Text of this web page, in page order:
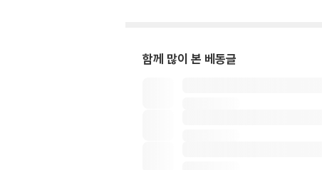
함께 많이 본 베동글